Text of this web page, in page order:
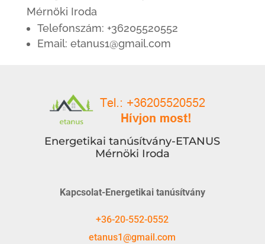
Mérnöki Iroda
Telefonszám: +36205520552
Email: etanus1@gmail.com
Energetikai tanúsítvány-ETANUS
Mérnöki Iroda
Kapcsolat-Energetikai tanúsítvány
+36-20-552-0552
etanus1@gmail.com